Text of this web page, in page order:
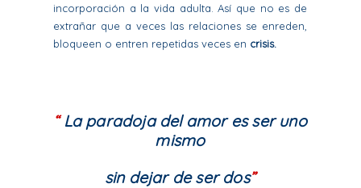
incorporación a la vida adulta. Así que no es de
extrañar que a veces las relaciones se enreden,
bloqueen o entren repetidas veces en crisis.
“La paradoja del amor es ser uno
mismo
sin dejar de ser dos”